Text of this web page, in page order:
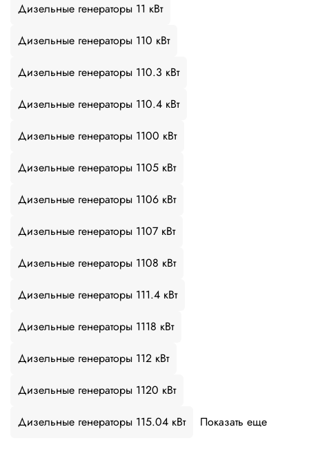
Дизельные генераторы 11 кВт
Дизельные генераторы 110 кВт
Дизельные генераторы 110.3 кВт
Дизельные генераторы 110.4 кВт
Дизельные генераторы 1100 кВт
Дизельные генераторы 1105 кВт
Дизельные генераторы 1106 кВт
Дизельные генераторы 1107 кВт
Дизельные генераторы 1108 кВт
Дизельные генераторы 111.4 кВт
Дизельные генераторы 1118 кВт
Дизельные генераторы 112 кВт
Дизельные генераторы 1120 кВт
Дизельные генераторы 115.04 кВт
Показать еще